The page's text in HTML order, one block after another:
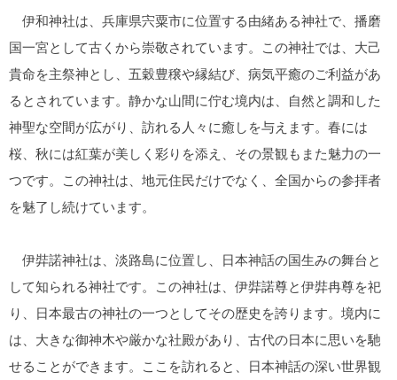
伊和神社は、兵庫県宍粟市に位置する由緒ある神社で、播磨
国一宮として古くから崇敬されています。この神社では、大己
貴命を主祭神とし、五穀豊穣や縁結び、病気平癒のご利益があ
るとされています。静かな山間に佇む境内は、自然と調和した
神聖な空間が広がり、訪れる人々に癒しを与えます。春には
桜、秋には紅葉が美しく彩りを添え、その景観もまた魅力の一
つです。この神社は、地元住民だけでなく、全国からの参拝者
を魅了し続けています。
伊弉諾神社は、淡路島に位置し、日本神話の国生みの舞台と
して知られる神社です。この神社は、伊弉諾尊と伊弉冉尊を祀
り、日本最古の神社の一つとしてその歴史を誇ります。境内に
は、大きな御神木や厳かな社殿があり、古代の日本に思いを馳
せることができます。ここを訪れると、日本神話の深い世界観